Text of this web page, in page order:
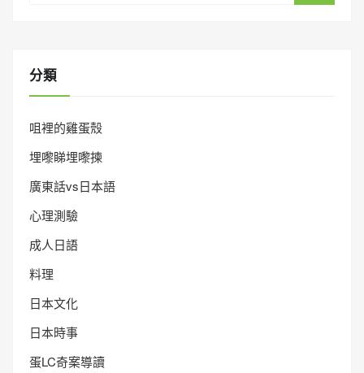
分類
咀裡的雞蛋殼
埋嚟睇埋嚟揀
廣東話vs日本語
心理測驗
成人日語
料理
日本文化
日本時事
蛋LC奇案導讀